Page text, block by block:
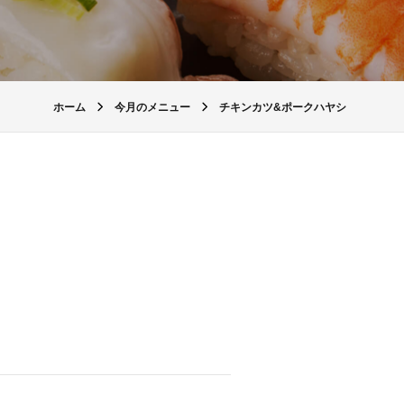
ホーム 今月のメニュー チキンカツ&ポークハヤシ